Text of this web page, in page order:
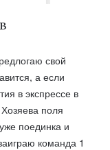
свой
а если
в экспрессе в
поля
поединка и
команда 1